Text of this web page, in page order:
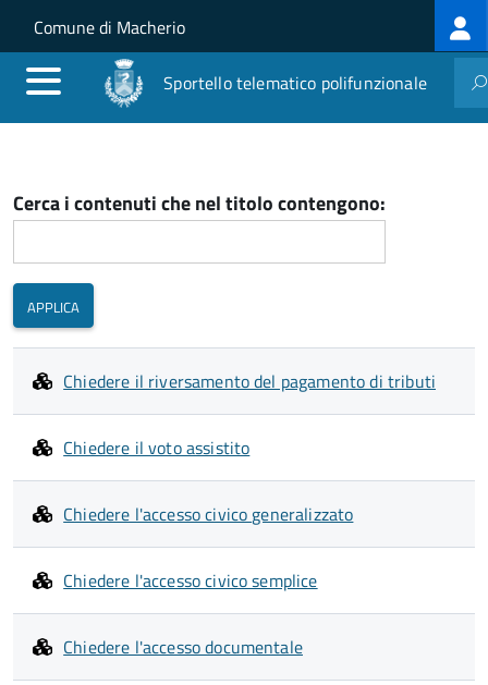
Salta al contenuto principale
Skip to site navigation
Comune di Macherio
Sportello telematico polifunzionale
Cerca i contenuti che nel titolo contengono:
Chiedere il riversamento del pagamento di tributi
Chiedere il voto assistito
Chiedere l'accesso civico generalizzato
Chiedere l'accesso civico semplice
Chiedere l'accesso documentale